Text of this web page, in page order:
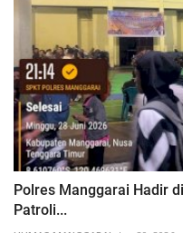
Polres Manggarai Hadir
Patroli...